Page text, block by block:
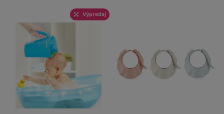
Najdrahšie
Najviac zlacnené
Od najpredávanejších
až
Badabulle
BBLÜV
SHNUGGLE
SKIPHOP 1)
Yookidoo (1)
Zopa (1)
Dostupnost
Skladom
K dispozícii
Extra
Akce (1)
Výprodej (1)
Výpredaj